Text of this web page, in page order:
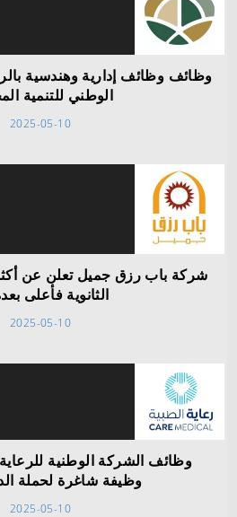
وظائف وظائف إدارية وهندسية
الوطني للتنمية
2025-05-10
الثانوية فأعلى
2025-05-10
وظيفة شاغرة لحملة
2025-05-10